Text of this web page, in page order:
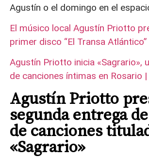
Agustín o el domingo en el
El músico local Agustín Priotto
primer disco “El Transa
Agustín Priotto inicia «Sagrario»,
de canciones íntimas en Rosario |
Agustín Priotto
segunda entrega
de canciones
«Sagrario»